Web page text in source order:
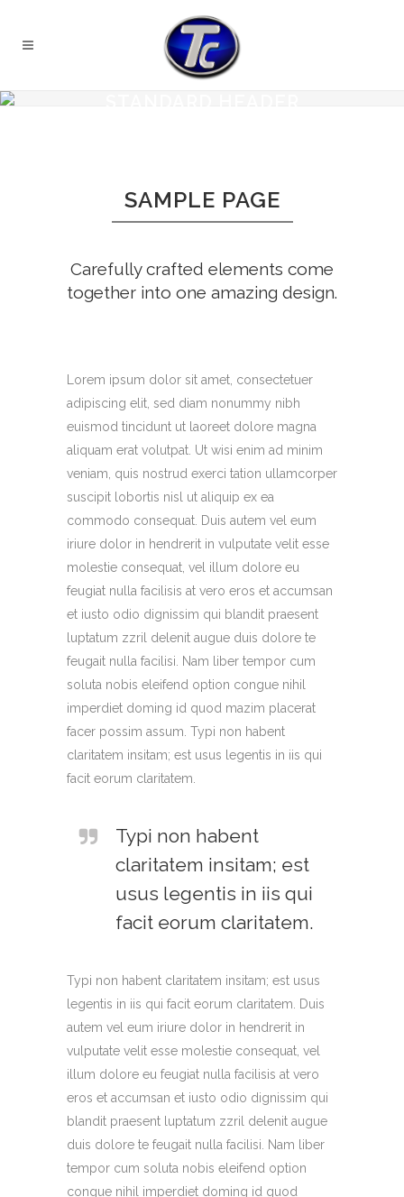
SAMPLE PAGE
Carefully crafted elements come
together into one amazing design.
Lorem ipsum dolor sit amet, consectetuer
adipiscing elit, sed diam nonummy nibh
euismod tincidunt ut laoreet dolore magna
aliquam erat volutpat. Ut wisi enim ad minim
veniam, quis nostrud exerci tation ullamcorper
suscipit lobortis nisl ut aliquip ex ea
commodo consequat. Duis autem vel eum
iriure dolor in hendrerit in vulputate velit esse
molestie consequat, vel illum dolore eu
feugiat nulla facilisis at vero eros et accumsan
et iusto odio dignissim qui blandit praesent
luptatum zzril delenit augue duis dolore te
feugait nulla facilisi. Nam liber tempor cum
soluta nobis eleifend option congue nihil
imperdiet doming id quod mazim placerat
facer possim assum. Typi non habent
claritatem insitam; est usus legentis in iis qui
facit eorum claritatem.
Typi non habent
claritatem insitam; est
usus legentis in iis qui
facit eorum claritatem.
Typi non habent claritatem insitam; est usus
legentis in iis qui facit eorum claritatem. Duis
autem vel eum iriure dolor in hendrerit in
vulputate velit esse molestie consequat, vel
illum dolore eu feugiat nulla facilisis at vero
eros et accumsan et iusto odio dignissim qui
blandit praesent luptatum zzril delenit augue
duis dolore te feugait nulla facilisi. Nam liber
tempor cum soluta nobis eleifend option
congue nihil imperdiet doming id quod